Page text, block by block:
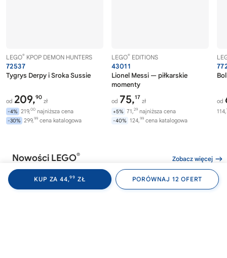
KUP ZA 44,99 ZŁ PORÓWNAJ 12 OFERT
LEGO® KPOP DEMON HUNTERS
72537
Tygrys Derpy i Sroka Sussie
od 209,90
zł
-4% 219,00 najniższa cena
-30% 299,99 cena katalogowa
LEGO® EDITIONS
43011
Lionel Messi — piłkarskie
momenty
od 75,17
zł
+5% 71,29 najniższa cena
-40% 124,99 cena katalogowa
od
114,
Nowości LEGO® Zobacz więcej